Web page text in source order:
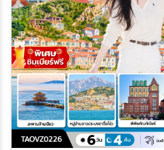
ตั้งแต่วันที่
ถึงวันที่
เฉพาะเดือน